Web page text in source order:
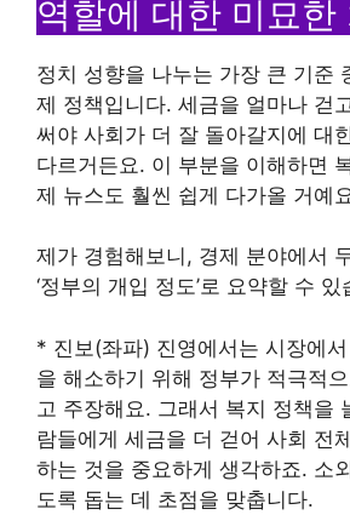
역할에 대한 미묘한
정치 성향을 나누는 가장 큰 기준
제 정책입니다. 세금을 얼마나 걷
써야 사회가 더 잘 돌아갈지에 대
다르거든요. 이 부분을 이해하면
제 뉴스도 훨씬 쉽게 다가올 거예
제가 경험해보니, 경제 분야에서
‘정부의 개입 정도’로 요약할 수 있
* 진보(좌파) 진영에서는 시장에
을 해소하기 위해 정부가 적극적
고 주장해요. 그래서 복지 정책을
람들에게 세금을 더 걷어 사회 전
하는 것을 중요하게 생각하죠. 소
도록 돕는 데 초점을 맞춥니다.